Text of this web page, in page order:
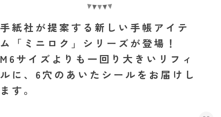
手紙社が提案する新しい手帳アイテ
ム「ミニロク」シリーズが登場！
M6サイズよりも一回り大きいリフィ
ルに、6穴のあいたシールをお届けし
ます。